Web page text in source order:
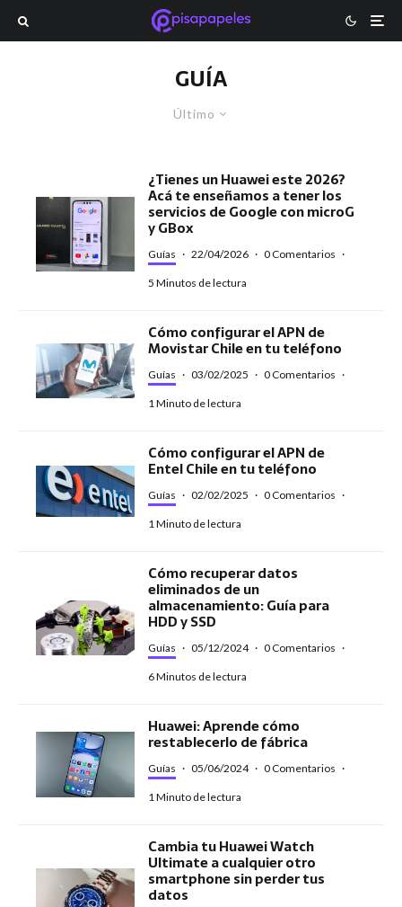
GUÍA
Último
¿Tienes un Huawei este 2026?
Acá te enseñamos a tener los
servicios de Google con microG
y GBox
Guías · 22/04/2026 · 0 Comentarios ·
5 Minutos de lectura
Cómo configurar el APN de
Movistar Chile en tu teléfono
Guías · 03/02/2025 · 0 Comentarios ·
1 Minuto de lectura
Cómo configurar el APN de
Entel Chile en tu teléfono
Guías · 02/02/2025 · 0 Comentarios ·
1 Minuto de lectura
Cómo recuperar datos
eliminados de un
almacenamiento: Guía para
HDD y SSD
Guías · 05/12/2024 · 0 Comentarios ·
6 Minutos de lectura
Huawei: Aprende cómo
restablecerlo de fábrica
Guías · 05/06/2024 · 0 Comentarios ·
1 Minuto de lectura
Cambia tu Huawei Watch
Ultimate a cualquier otro
smartphone sin perder tus
datos